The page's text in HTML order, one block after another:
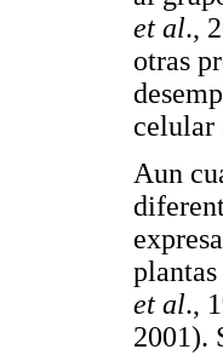
et al.,
otras
celular
Aun
et al.,
2001).